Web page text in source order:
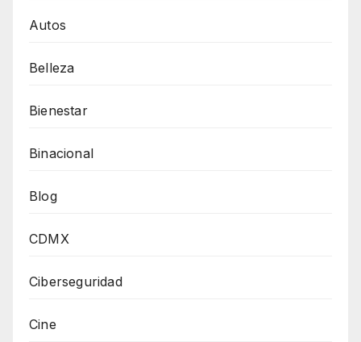
Autos
Belleza
Bienestar
Binacional
Blog
CDMX
Ciberseguridad
Cine